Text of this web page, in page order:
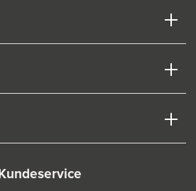
Kundeservice